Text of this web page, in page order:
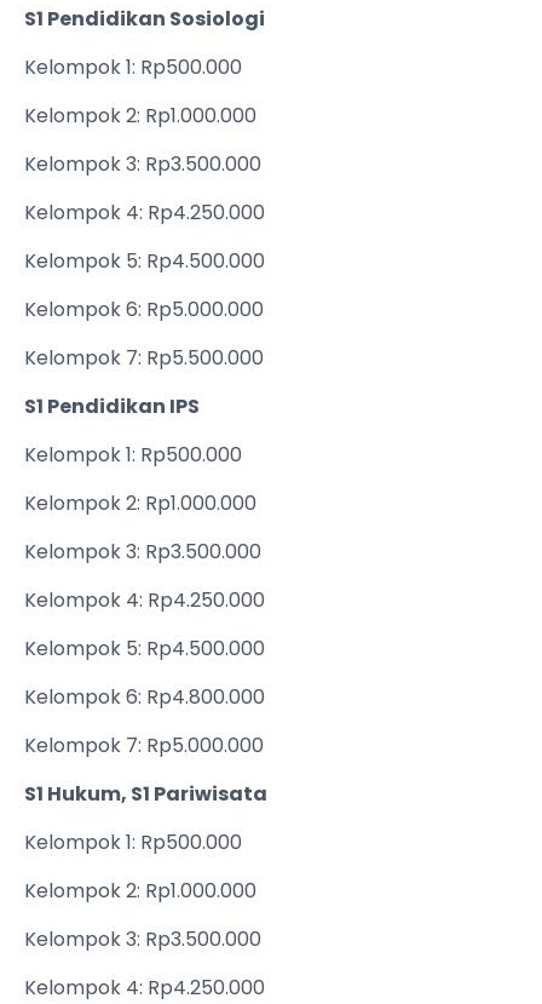
S1 Pendidikan Sosiologi
Kelompok 1: Rp500.000
Kelompok 2: Rp1.000.000
Kelompok 3: Rp3.500.000
Kelompok 4: Rp4.250.000
Kelompok 5: Rp4.500.000
Kelompok 6: Rp5.000.000
Kelompok 7: Rp5.500.000
S1 Pendidikan IPS
Kelompok 1: Rp500.000
Kelompok 2: Rp1.000.000
Kelompok 3: Rp3.500.000
Kelompok 4: Rp4.250.000
Kelompok 5: Rp4.500.000
Kelompok 6: Rp4.800.000
Kelompok 7: Rp5.000.000
S1 Hukum, S1 Pariwisata
Kelompok 1: Rp500.000
Kelompok 2: Rp1.000.000
Kelompok 3: Rp3.500.000
Kelompok 4: Rp4.250.000